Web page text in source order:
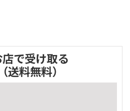
店で受け取る
（送料無料）